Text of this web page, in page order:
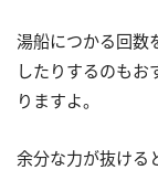
湯船につかる回数
したりするのもお
りますよ。
余分な力が抜ける